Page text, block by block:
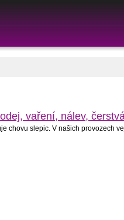
vaření, nálev,
chovu slepic. V našich provozech